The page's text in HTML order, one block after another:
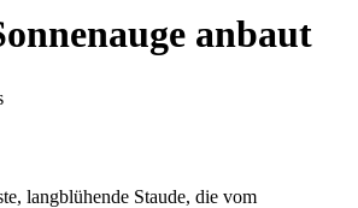
anbaut
langblühende Staude, die vom